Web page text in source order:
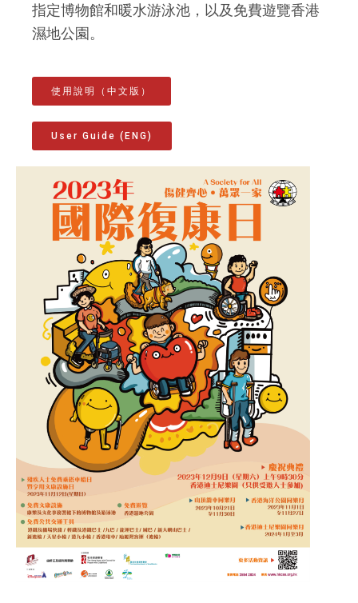
指定博物館和暖水游泳池，以及免費遊覽香港
濕地公園。
使用說明（中文版）
User Guide (ENG)